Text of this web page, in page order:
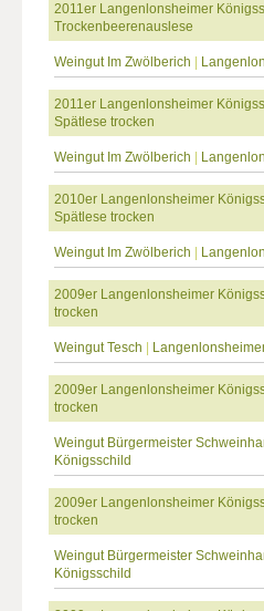
2011er Langenlonsheimer
Trockenbeerenauslese
Weingut Im Zwölberich
2011er Langenlonsheimer
Spätlese trocken
Weingut Im Zwölberich
2010er Langenlonsheimer
Spätlese trocken
Weingut Im Zwölberich
2009er Langenlonsheimer
trocken
Weingut Tesch
2009er Langenlonsheimer
trocken
Weingut Bürgermeister
Königsschild
2009er Langenlonsheimer
trocken
Weingut Bürgermeister
Königsschild